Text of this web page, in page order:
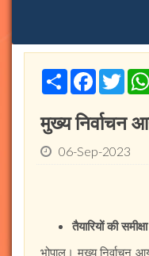
Share
मुख्य निर्वाचन
06-Sep-2023
तैयारियों की
भोपाल। मुख्य निर्वाचन